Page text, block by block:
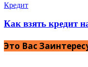
Кредит
Как взять кредит
Это Вас